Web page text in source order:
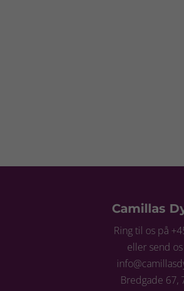
Camillas
Ring til os på
eller send
Bredgade 67,